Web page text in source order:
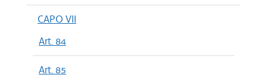
CAPO VII
Art. 84
Art. 85